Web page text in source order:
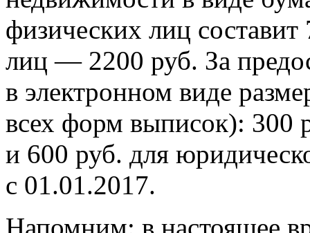
физических лиц
лиц — 2200 руб. За
в электронном виде
всех форм выписок): 300
и 600 руб. для
с 01.01.2017.